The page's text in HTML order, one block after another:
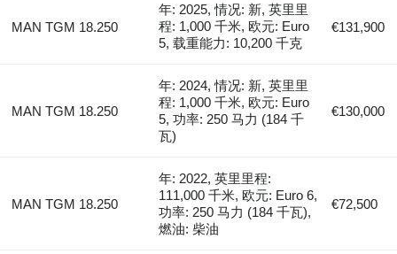
MAN TGM 18.250
年: 2025, 情况: 新, 英里里
程: 1,000 千米, 欧元: Euro
5, 载重能力: 10,200 千克
€131,900
MAN TGM 18.250
年: 2024, 情况: 新, 英里里
程: 1,000 千米, 欧元: Euro
5, 功率: 250 马力 (184 千
瓦)
€130,000
MAN TGM 18.250
年: 2022, 英里里程:
111,000 千米, 欧元: Euro 6,
功率: 250 马力 (184 千瓦),
燃油: 柴油
€72,500